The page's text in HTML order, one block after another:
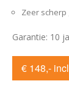
Zeer scherp
Garantie: 10
€ 148,-